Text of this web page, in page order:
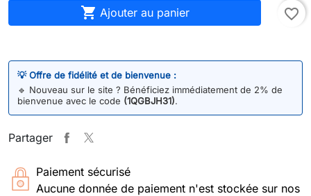
 Ajouter au panier favorite_border
💡 Offre de fidélité et de bienvenue :
🔹 Nouveau sur le site ? Bénéficiez immédiatement de 2% de
bienvenue avec le code (1QGBJH31).
Partager
Paiement sécurisé
Aucune donnée de paiement n'est stockée sur nos